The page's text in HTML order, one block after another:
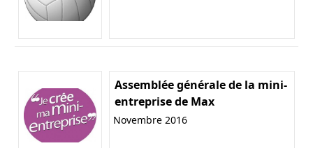
Assemblée générale de la mini-
entreprise de Max
Novembre 2016